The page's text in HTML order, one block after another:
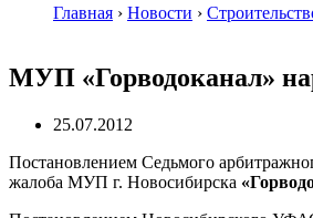
Главная › Новости ›
МУП «Горводоканал»
25.07.2012
Постановлением Седьмого
жалоба МУП г. Новосибирска